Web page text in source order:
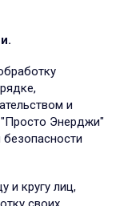
и
Энерджи"
и кругу лиц,